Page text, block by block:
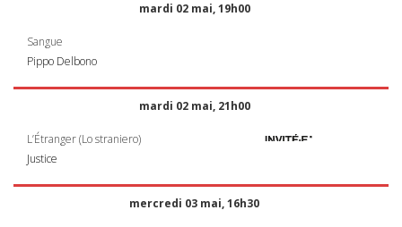
mardi 02 mai, 19h00
Sangue
Pippo Delbono
mardi 02 mai, 21h00
L’Étranger (Lo straniero)
Justice
mercredi 03 mai, 16h30